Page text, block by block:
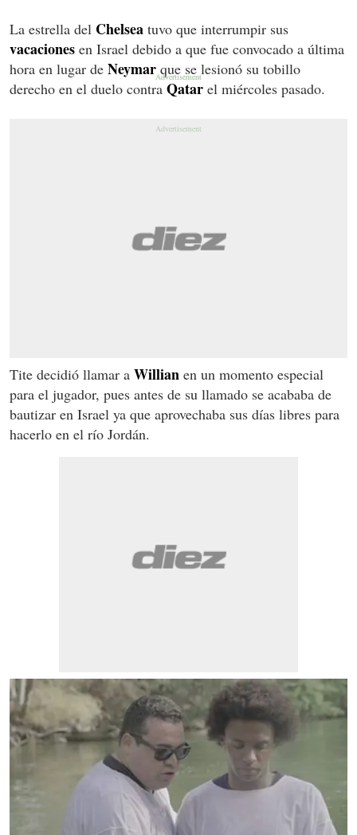
La estrella del Chelsea tuvo que interrumpir sus
vacaciones en Israel debido a que fue convocado a última
hora en lugar de Neymar que se lesionó su tobillo
derecho en el duelo contra Qatar el miércoles pasado.
Tite decidió llamar a Willian en un momento especial
para el jugador, pues antes de su llamado se acababa de
bautizar en Israel ya que aprovechaba sus días libres para
hacerlo en el río Jordán.